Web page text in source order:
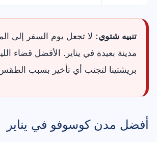
تنبيه شتوي: لا تجعل يوم السفر إلى
مدينة بعيدة في يناير. الأفضل قضاء
بريشتينا لتجنب أي تأخير بسبب
أفضل مدن كوسوفو في يناير